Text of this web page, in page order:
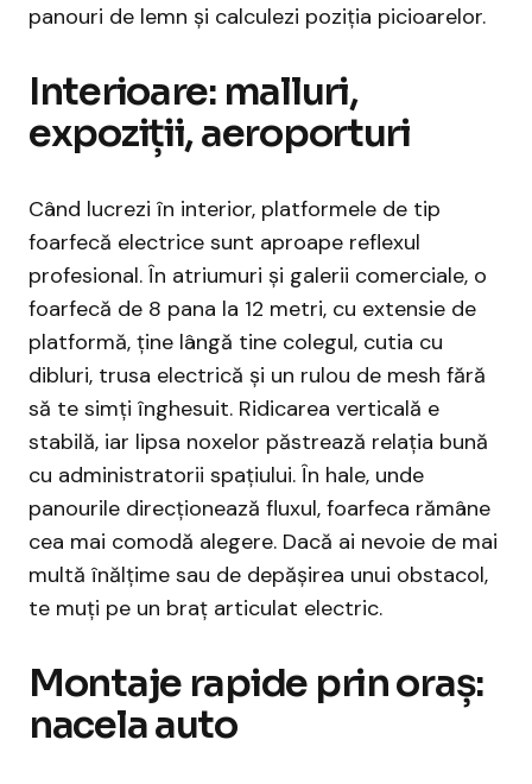
panouri de lemn și calculezi poziția picioarelor.
Interioare: malluri,
expoziții, aeroporturi
Când lucrezi în interior, platformele de tip
foarfecă electrice sunt aproape reflexul
profesional. În atriumuri și galerii comerciale, o
foarfecă de 8 pana la 12 metri, cu extensie de
platformă, ține lângă tine colegul, cutia cu
dibluri, trusa electrică și un rulou de mesh fără
să te simți înghesuit. Ridicarea verticală e
stabilă, iar lipsa noxelor păstrează relația bună
cu administratorii spațiului. În hale, unde
panourile direcționează fluxul, foarfeca rămâne
cea mai comodă alegere. Dacă ai nevoie de mai
multă înălțime sau de depășirea unui obstacol,
te muți pe un braț articulat electric.
Montaje rapide prin oraș:
nacela auto